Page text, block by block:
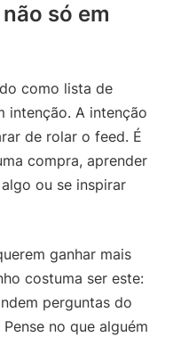
só em
como lista de
intenção. A intenção
de rolar o feed. É
compra, aprender
ou se inspirar
ganhar mais
costuma ser este:
perguntas do
no que alguém